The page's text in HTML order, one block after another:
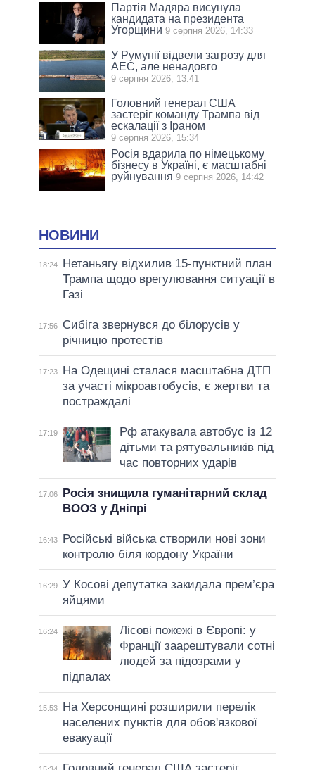
Партія Мадяра висунула
кандидата на президента
Угорщини 9 серпня 2026, 14:33
У Румунії відвели загрозу для
АЕС, але ненадовго
9 серпня 2026, 13:41
Головний генерал США
застеріг команду Трампа від
ескалації з Іраном
9 серпня 2026, 15:34
Росія вдарила по німецькому
бізнесу в Україні, є масштабні
руйнування 9 серпня 2026, 14:42
НОВИНИ
18:24
Нетаньягу відхилив 15-пунктний план
Трампа щодо врегулювання ситуації в
Газі
17:56
Сибіга звернувся до білорусів у
річницю протестів
17:23
На Одещині сталася масштабна ДТП
за участі мікроавтобусів, є жертви та
постраждалі
17:19
Рф атакувала автобус із 12
дітьми та рятувальників під
час повторних ударів
17:06
Росія знищила гуманітарний склад
ВООЗ у Дніпрі
16:43
Російські війська створили нові зони
контролю біля кордону України
16:29 У Косові депутатка закидала прем’єра
яйцями
16:24
Лісові пожежі в Європі: у
Франції заарештували сотні
людей за підозрами у
підпалах
15:53
На Херсонщині розширили перелік
населених пунктів для обов'язкової
евакуації